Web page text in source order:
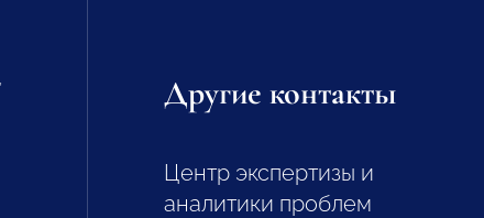
Другие контакты
Центр экспертизы и
аналитики проблем